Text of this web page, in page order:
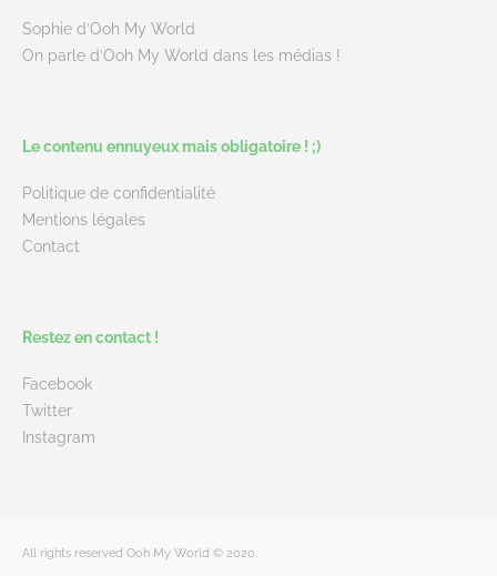
Sophie d’Ooh My World
On parle d’Ooh My World dans les médias !
Le contenu ennuyeux mais obligatoire ! ;)
Politique de confidentialité
Mentions légales
Contact
Restez en contact !
Facebook
Twitter
Instagram
All rights reserved Ooh My World © 2020.